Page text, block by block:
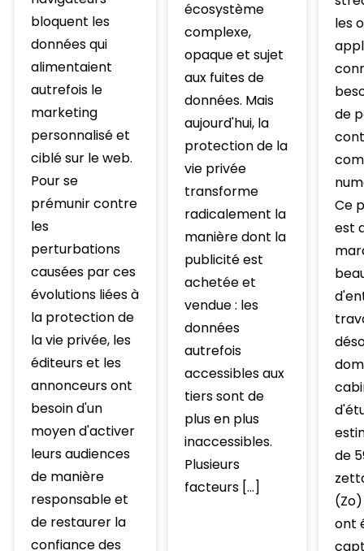
bloquent les
données qui
alimentaient
autrefois le
marketing
personnalisé et
ciblé sur le web.
Pour se
prémunir contre
les
perturbations
causées par ces
évolutions liées à
la protection de
la vie privée, les
éditeurs et les
annonceurs ont
besoin d'un
moyen d'activer
leurs audiences
de manière
responsable et
de restaurer la
confiance des
écosystème
complexe,
opaque et sujet
aux fuites de
données. Mais
aujourd'hui, la
protection de la
vie privée
transforme
radicalement la
manière dont la
publicité est
achetée et
vendue : les
données
autrefois
accessibles aux
tiers sont de
plus en plus
inaccessibles.
Plusieurs
facteurs […]
les
de
Ce
est
de
ont